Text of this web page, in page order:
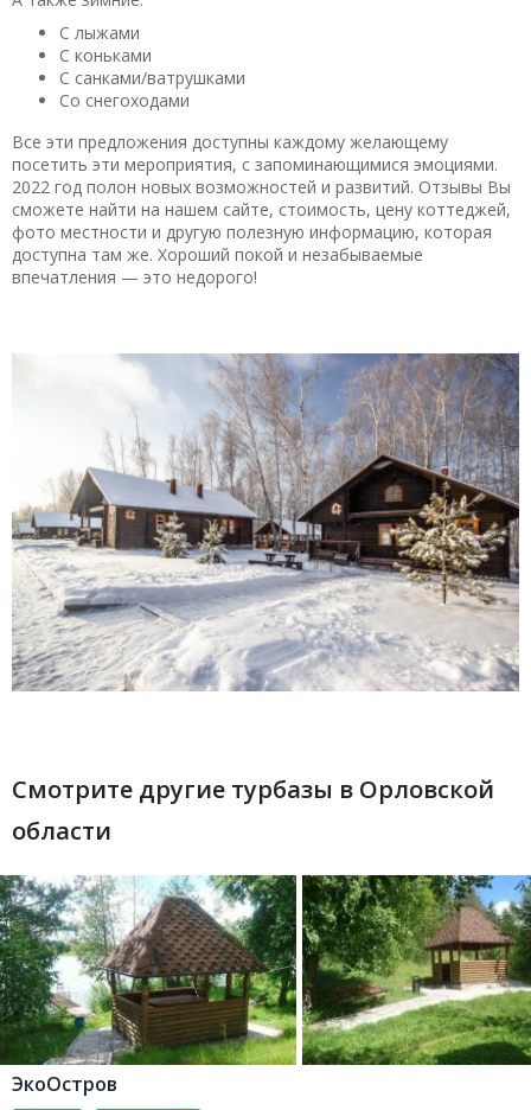
С лыжами
С коньками
С санками/ватрушками
Со снегоходами
Все эти предложения доступны каждому желающему
посетить эти мероприятия, с запоминающимися эмоциями.
2022 год полон новых возможностей и развитий. Отзывы Вы
сможете найти на нашем сайте, стоимость, цену коттеджей,
фото местности и другую полезную информацию, которая
доступна там же. Хороший покой и незабываемые
впечатления — это недорого!
Смотрите другие турбазы в Орловской
области
ЭкоОстров